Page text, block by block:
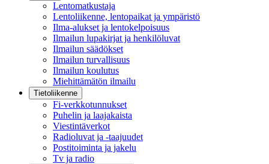
Lentomatkustaja
Lentoliikenne, lentopaikat ja ympäristö
Ilma-alukset ja lentokelpoisuus
Ilmailun lupakirjat ja henkilöluvat
Ilmailun säädökset
Ilmailun turvallisuus
Ilmailun koulutus
Miehittämätön ilmailu
Tietoliikenne
Fi-verkkotunnukset
Puhelin ja laajakaista
Viestintäverkot
Radioluvat ja -taajuudet
Postitoiminta ja jakelu
Tv ja radio